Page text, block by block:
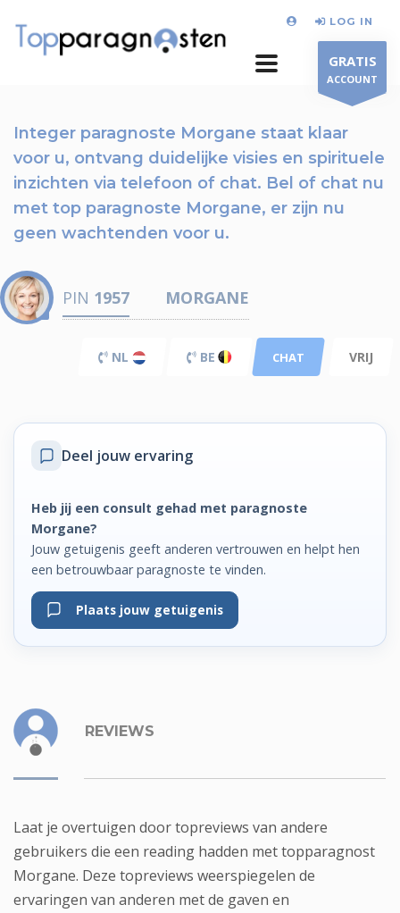
LOG IN
GRATIS
ACCOUNT
Integer paragnoste Morgane staat klaar
voor u, ontvang duidelijke visies en spirituele
inzichten via telefoon of chat. Bel of chat nu
met top paragnoste Morgane, er zijn nu
geen wachtenden voor u.
PIN 1957 MORGANE
NL BE CHAT VRIJ
Deel jouw ervaring
Heb jij een consult gehad met paragnoste
Morgane?
Jouw getuigenis geeft anderen vertrouwen en helpt hen
een betrouwbaar paragnoste te vinden.
Plaats jouw getuigenis
REVIEWS
Laat je overtuigen door topreviews van andere
gebruikers die een reading hadden met topparagnost
Morgane. Deze topreviews weerspiegelen de
ervaringen van anderen met de gaven en